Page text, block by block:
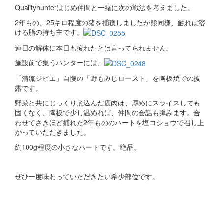
Qualityhunterはじめ仲間と一緒に次の戦法を考えました。
2年もの、25キロ程度の猪を捕獲しましたが熊同様、触れば溶
ける脂の持ち主です。
連日の解体に本日も疲れたとは言ってられません。
施設前で集うハンターには、
「清流ジビエ」自慢の「野もみじロースト」を陶板焼での披
露です。
野菜と共にじっくり煮込んだ鹿肉は、厚めにスライスしても
固くなく、陶板で少し温めれば、仲間の会話も弾みます。合
わせてさきほど捕れた2年もののハートを塩コショウで召し上
がっていただきました。
約100g程度の小さなハートです。絶品。
ぜひ一度味わっていただきたい希少部位です。